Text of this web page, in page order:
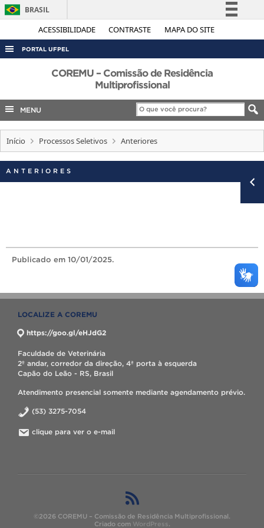
ACESSIBILIDADE CONTRASTE MAPA DO SITE
BRASIL
Simplifique!
Acesso à informação
Legislação
Canais
PORTAL UFPEL
ACESSO À INFORMAÇÃO
COBALTO
CONCURSOS
INTERNACIONAL
COREMU – Comissão de Residência
Multiprofissional
MENU
Início Processos Seletivos Anteriores
ANTERIORES
Publicado em 10/01/2025.
LOCALIZE A COREMU
https://goo.gl/eHJdG2
Faculdade de Veterinária
2º andar, corredor da direção, 4ª porta à esquerda
Capão do Leão - RS, Brasil
Atendimento presencial somente mediante agendamento prévio.
(53) 3275-7054
clique para ver o e-mail
©2026 COREMU – Comissão de Residência Multiprofissional.
Criado com WordPress.